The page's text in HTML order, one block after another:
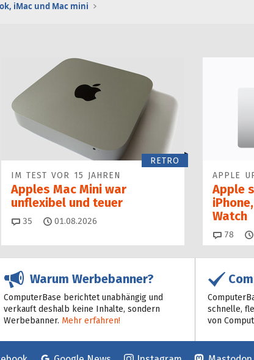
iMac und Mac mini
RETRO
IM TEST VOR 15 JAHREN
Apples Mac Mini war
unflexibel und teuer
35 Kommentare
01.08.2026
APPLE
Apple
Watch
78
Warum Werbebanner?
ComputerBase berichtet unabhängig und
verkauft deshalb keine Inhalte, sondern
Werbebanner. Mehr erfahren!
schnelle,
von